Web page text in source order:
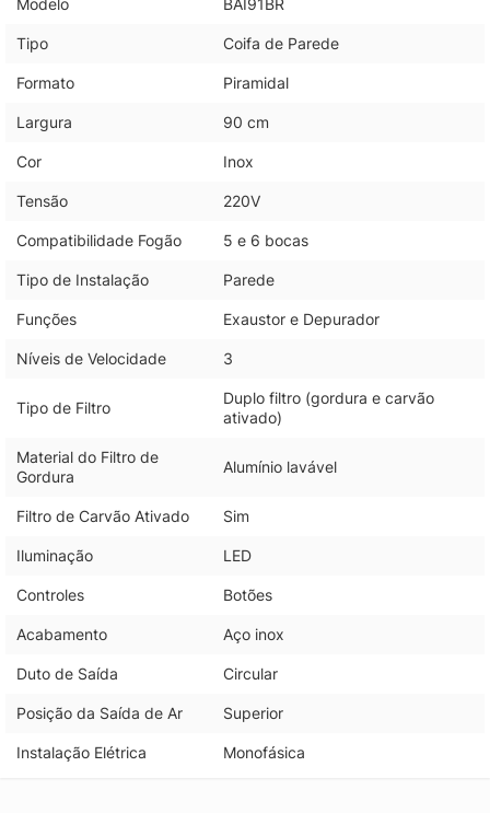
Modelo BAI91BR
Tipo Coifa de Parede
Formato Piramidal
Largura 90 cm
Cor Inox
Tensão 220V
Compatibilidade Fogão 5 e 6 bocas
Tipo de Instalação Parede
Funções Exaustor e Depurador
Níveis de Velocidade 3
Tipo de Filtro
Duplo filtro (gordura e carvão
ativado)
Material do Filtro de
Gordura
Alumínio lavável
Filtro de Carvão Ativado Sim
Iluminação LED
Controles Botões
Acabamento Aço inox
Duto de Saída Circular
Posição da Saída de Ar Superior
Instalação Elétrica Monofásica